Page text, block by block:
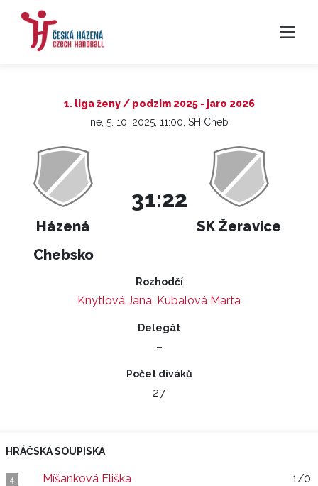
1. liga ženy / podzim 2025 - jaro 2026
ne, 5. 10. 2025, 11:00, SH Cheb
Házená
Chebsko
31:22
SK Žeravice
Rozhodčí
Knytlová Jana, Kubalová Marta
Delegát
–
Počet diváků
27
HRÁČSKÁ SOUPISKA
4 Míšanková Eliška 1/0